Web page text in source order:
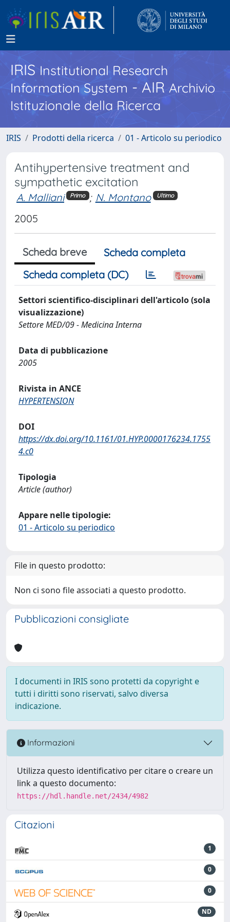
IRISInstitutional Research
Information System - AIR Archivio
Istituzionale della Ricerca
IRIS Prodotti della ricerca 01 - Articolo su periodico
Antihypertensive treatment and
sympathetic excitation
A. Malliani Primo ; N. Montano Ultimo
2005
Scheda breve
Scheda completa
Scheda completa (DC)
Settori scientifico-disciplinari dell'articolo (sola
visualizzazione)
Settore MED/09 - Medicina Interna
Data di pubblicazione
2005
Rivista in ANCE
HYPERTENSION
DOI
https://dx.doi.org/10.1161/01.HYP.0000176234.1755
4.c0
Tipologia
Article (author)
Appare nelle tipologie:
01 - Articolo su periodico
File in questo prodotto:
Non ci sono file associati a questo prodotto.
Pubblicazioni consigliate
I documenti in IRIS sono protetti da copyright e
tutti i diritti sono riservati, salvo diversa
indicazione.
Informazioni
Utilizza questo identificativo per citare o creare un
link a questo documento:
https://hdl.handle.net/2434/4982
Citazioni
1
0
0
ND